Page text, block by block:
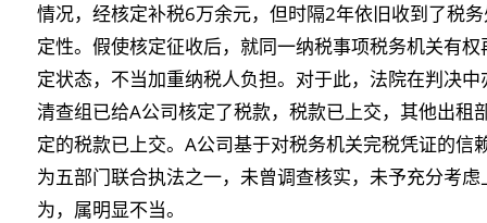
情况，经核定补税6万余元，但时隔2年依旧收到了税
定性。假使核定征收后，就同一纳税事项税务机关有
定状态，不当加重纳税人负担。对于此，法院在判决
清查组已给A公司核定了税款，税款已上交，其他出租
定的税款已上交。A公司基于对税务机关完税凭证的
为五部门联合执法之一，未曾调查核实，未予充分考
为，属明显不当。